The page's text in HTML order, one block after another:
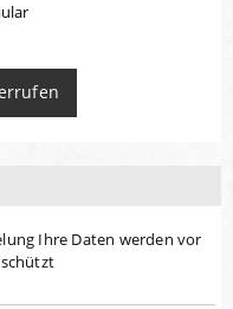
Ihre Daten werden vor